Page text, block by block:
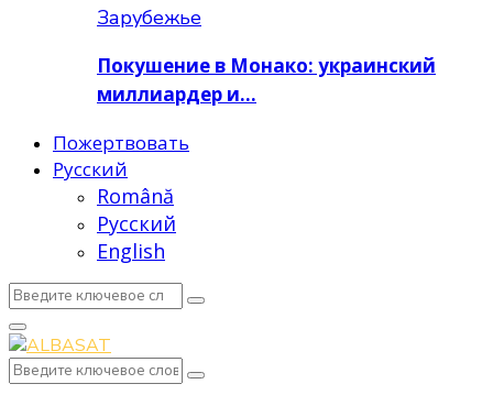
Зарубежье
Покушение в Монако: украинский
миллиардер и…
Пожертвовать
Русский
Română
Русский
English
Search
for:
Search
Primary
Menu
Search
for:
Search